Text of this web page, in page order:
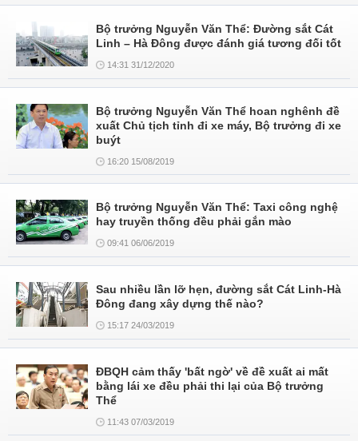
Bộ trưởng Nguyễn Văn Thể: Đường sắt Cát
Linh – Hà Đông được đánh giá tương đối tốt
14:31 31/12/2020
Bộ trưởng Nguyễn Văn Thể hoan nghênh đề
xuất Chủ tịch tỉnh đi xe máy, Bộ trưởng đi xe
buýt
16:20 15/08/2019
Bộ trưởng Nguyễn Văn Thể: Taxi công nghệ
hay truyền thống đều phải gắn mào
09:41 06/06/2019
Sau nhiều lần lỡ hẹn, đường sắt Cát Linh-Hà
Đông đang xây dựng thế nào?
15:17 24/03/2019
ĐBQH cảm thấy 'bất ngờ' về đề xuất ai mất
bằng lái xe đều phải thi lại của Bộ trưởng
Thể
11:43 07/03/2019